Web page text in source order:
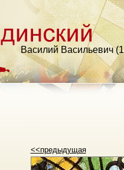
Василий Васильевич
<<предыдущая